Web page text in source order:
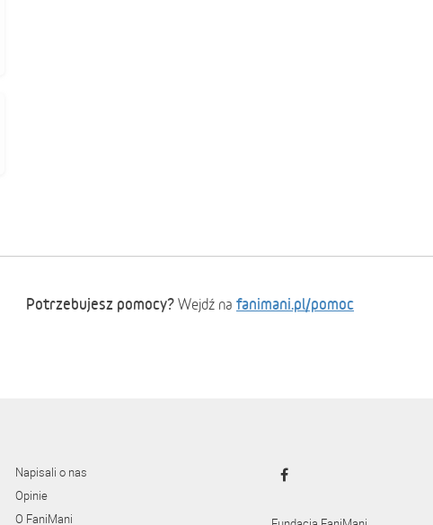
Potrzebujesz pomocy? Wejdź na fanimani.pl/pomoc
Napisali o nas
Opinie
O FaniMani